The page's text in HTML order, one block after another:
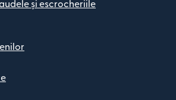
și escrocheriile